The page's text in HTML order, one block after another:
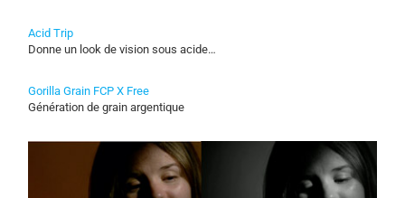
Acid Trip
Donne un look de vision sous acide…
Gorilla Grain FCP X Free
Génération de grain argentique